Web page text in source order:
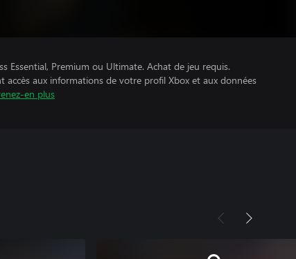
Essential, Premium ou Ultimate. Achat de jeu requis.
accès aux informations de votre profil Xbox et aux données
en plus